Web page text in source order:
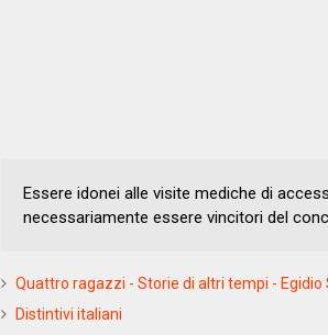
Essere idonei alle visite mediche di
necessariamente essere vincitori del
Quattro ragazzi - Storie di altri tempi - Egidio
Distintivi italiani